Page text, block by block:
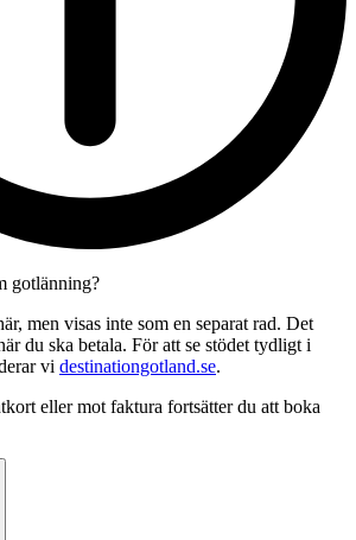
gotlänning?
men visas inte som en separat rad. Det
du ska betala. För att se stödet tydligt i
vi destinationgotland.se.
eller mot faktura fortsätter du att boka